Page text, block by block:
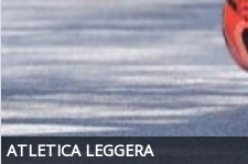
ATLETICA LEGGERA